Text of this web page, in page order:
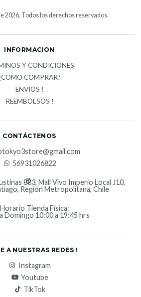
2026. Todos los derechos reservados.
INFORMACION
Y CONDICIONES
COMPRAR?
ENVIOS !
REEMBOLSOS !
CONTÁCTENOS
56931026822
883, Mall Vivo Imperio Local J10,
Región Metropolitana, Chile
Horario Tienda Física:
Domingo 10:00 a 19:45 hrs
A NUESTRAS REDES !
Instagram
Youtube
TikTok